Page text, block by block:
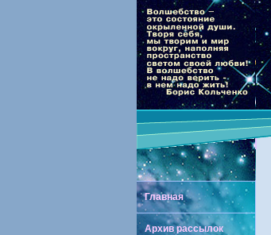
Главная
Архив рассылок